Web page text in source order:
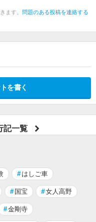
ます。 問題のある投稿を連絡する
を書く
記一覧
# はしご車
# 国宝 #女人高野
#金剛寺